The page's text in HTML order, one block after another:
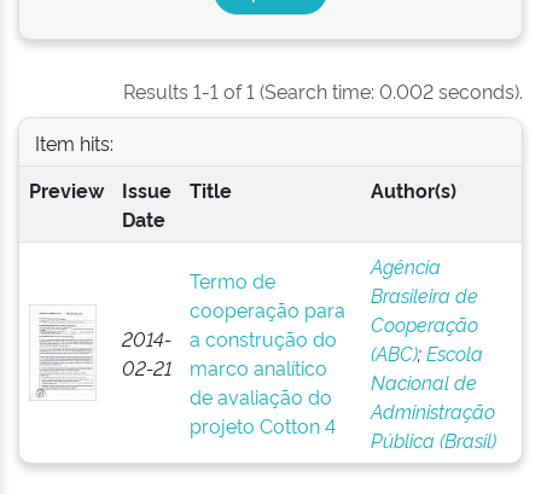
Results 1-1 of 1 (Search time: 0.002 seconds).
Item hits:
Preview
Issue
Date
Title Author(s)
2014-
02-21
Termo de
cooperação para
a construção do
marco analítico
de avaliação do
projeto Cotton 4
Agência
Brasileira de
Cooperação
(ABC);Escola
Nacional de
Administração
Pública (Brasil)